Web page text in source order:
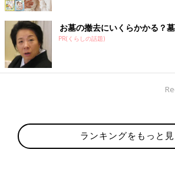
4）姿勢を正し、お辞儀（前傾姿勢90度）を
礼）
5）肩幅を目安に手を広げ、胸の前で拍手を
し下にずらして、拍手をし、終えたら右手
拍手）
6）願いごとがあれば、静かに心で伝えま
流行りの御朱印って、何？
お墓の撤去にいくらかかる？
PR(くらしの話題)
ランキングをもっと見